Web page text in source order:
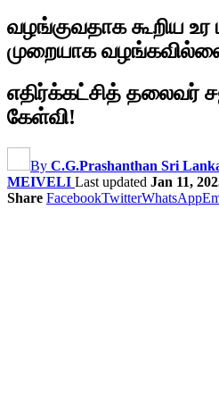
வழங்குவதாக கூறிய
முறையாக
எதிர்க்கட்சித் தலைவர்
கேள்வி!
By C.G.Prashanthan Sri
MEIVELI Last updated Jan 11,
Share FacebookTwitterWhatsApp